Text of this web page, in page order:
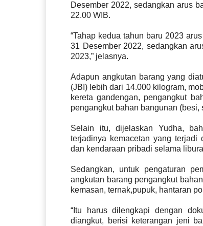
Desember 2022, sedangkan arus
22.00 WIB.
“Tahap kedua tahun baru 2023
31 Desember 2022, sedangkan
2023,” jelasnya.
Adapun angkutan barang yang
(JBI) lebih dari 14.000 kilogram,
kereta gandengan, pengangkut
pengangkut bahan bangunan (besi,
Selain itu, dijelaskan Yudha,
terjadinya kemacetan yang terjadi
dan kendaraan pribadi selama
Sedangkan, untuk pengaturan
angkutan barang pengangkut
kemasan, ternak,pupuk, hantaran
“Itu harus dilengkapi dengan
diangkut, berisi keterangan jeni